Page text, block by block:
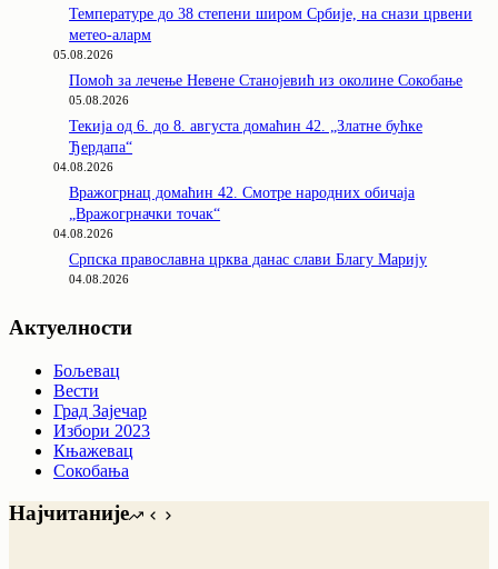
Температуре до 38 степени широм Србије, на снази црвени
метео-аларм
05.08.2026
Помоћ за лечење Невене Станојевић из околине Сокобање
05.08.2026
Текија од 6. до 8. августа домаћин 42. „Златне бућке
Ђердапа“
04.08.2026
Вражогрнац домаћин 42. Смотре народних обичаја
„Вражогрначки точак“
04.08.2026
Српска православна црква данас слави Благу Марију
04.08.2026
Актуелности
Бољевац
Вести
Град Зајечар
Избори 2023
Књажевац
Сокобања
Најчитаније